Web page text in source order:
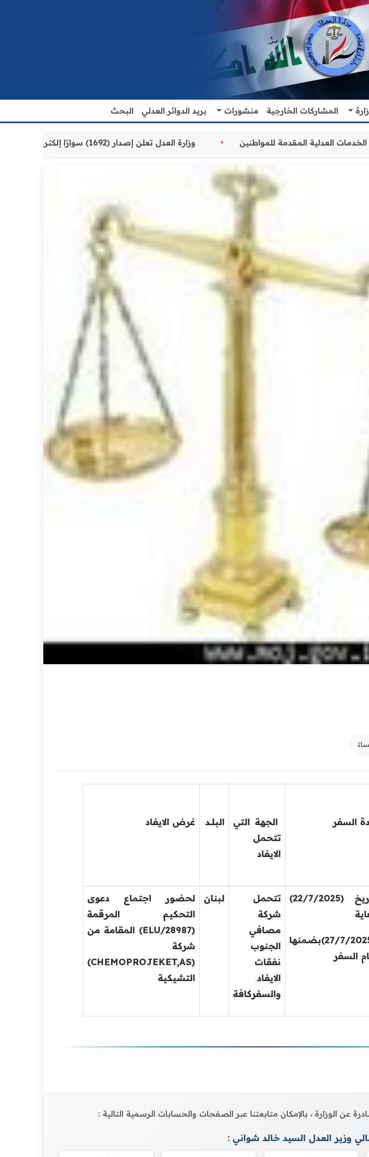
المشاركات الخارجية منشورات بريد الدوائر العدلي البحث
بمستوى الخدمات العدلية المقدمة للمواطنين وزارة العدل تعلن إصدار (1692) سوارًا إلكترونيًا لنزلاء سجن الناصرية المركزي لتنظيم التعاملات المالية داخل المؤسسات الإصلاحية
السفر
الجهة التي
تتحمل
الايفاد
البـلـــد غرض الايفاد
تاريخ (22/7/2025)
(27/7/2025)بضمنها
السفر
تتحمل
شركة
مصافي
الجنوب
نفقات
الايفاد
والسفركافة
لبنان
لحضور اجتماع دعوى
التحكيم المرقمة
(
ELU/28987
) المقامة من
شركة
(
CHEMOPROJEKET,AS
)
التشيكية
عن الوزارة ، بالإمكان متابعتنا عبر الصفحات والحسابات الرسمية التالية :
وزير العدل السيد خالد شواني :